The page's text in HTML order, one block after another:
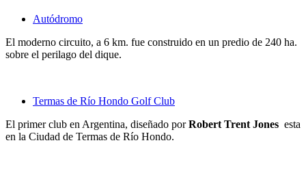
Autódromo
El moderno circuito, a 6 km. fue construido en un predio de 240 ha.
sobre el perilago del dique.
Termas de Río Hondo Golf Club
El primer club en Argentina, diseñado porRobert Trent Jones esta
en la Ciudad de Termas de Río Hondo.